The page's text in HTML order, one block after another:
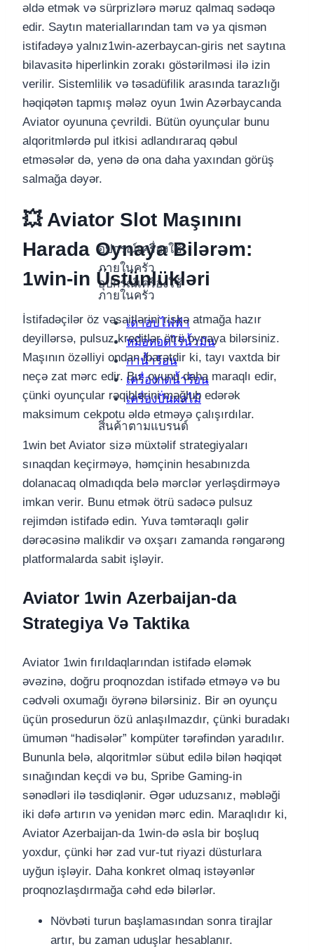
อุปกรณ์เครื่องใช้
ภายในครัว
อุปกรณ์เครื่องใช้
ภายในครัว
เตาอบไฟฟ้า
หม้อทอดไร้น้ำมัน
กาน้ำร้อน
เครื่องกดน้ำร้อน
เครื่องปั่นผลไม้
สินค้าตามแบรนด์
əldə etmək və sürprizlərə məruz qalmaq sədəqə
edir. Saytın materiallarından tam və ya qismən
istifadəyə yalnız1win-azerbaycan-giris net saytına
bilavasitə hiperlinkin zorakı göstərilməsi ilə izin
verilir. Sistemlilik və təsadüfilik arasında tarazlığı
həqiqətən tapmış mələz oyun 1win Azərbaycanda
Aviator oyununa çevrildi. Bütün oyunçular bunu
alqoritmlərdə pul itkisi adlandıraraq qəbul
etməsələr də, yenə də ona daha yaxından görüş
salmağa dəyər.
💥 Aviator Slot Maşınını
Harada Oynaya Bilərəm:
1win-in Üstünlükləri
İstifadəçilər öz vəsaitlərini riskə atmağa hazır
deyillərsə, pulsuz kreditlər ötrü oynaya bilərsiniz.
Maşının özəlliyi ondan ibarətdir ki, tayı vaxtda bir
neçə zat mərc edir. Bu, oyunu daha maraqlı edir,
çünki oyunçular rəqiblərini məğlub edərək
maksimum cekpotu əldə etməyə çalışırdılar.
1win bet Aviator sizə müxtəlif strategiyaları
sınaqdan keçirməyə, həmçinin hesabınızda
dolanacaq olmadıqda belə mərclər yerləşdirməyə
imkan verir. Bunu etmək ötrü sadəcə pulsuz
rejimdən istifadə edin. Yuva təmtəraqlı gəlir
dərəcəsinə malikdir və oxşarı zamanda rəngarəng
platformalarda sabit işləyir.
Aviator 1win Azerbaijan-da
Strategiya Və Taktika
Aviator 1win fırıldaqlarından istifadə eləmək
əvəzinə, doğru proqnozdan istifadə etməyə və bu
cədvəli oxumağı öyrənə bilərsiniz. Bir ən oyunçu
üçün prosedurun özü anlaşılmazdır, çünki buradakı
ümumən “hadisələr” kompüter tərəfindən yaradılır.
Bununla belə, alqoritmlər sübut edilə bilən həqiqət
sınağından keçdi və bu, Spribe Gaming-in
sənədləri ilə təsdiqlənir. Əgər uduzsanız, məbləği
iki dəfə artırın və yenidən mərc edin. Maraqlıdır ki,
Aviator Azerbaijan-da 1win-də əsla bir boşluq
yoxdur, çünki hər zad vur-tut riyazi düsturlara
uyğun işləyir. Daha konkret olmaq istəyənlər
proqnozlaşdırmağa cəhd edə bilərlər.
Növbəti turun başlamasından sonra tirajlar
artır, bu zaman uduşlar hesablanır.